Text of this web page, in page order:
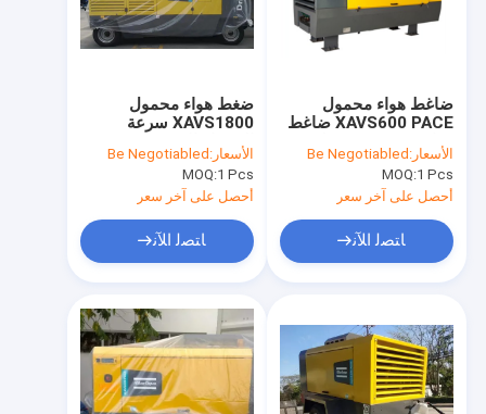
ضغط هواء محمول
XAVS1800 سرعة
دورة في الدقيقة حل
ضغط هواء صناعي ضئيل
الوزن
الأسعار: Be Negotiabled
MOQ:1 Pcs
أحصل على آخر سعر
ﺎﺘﺼﻟ ﺍﻶﻧ
ضاغط هواء محمول
XAVS600 PACE ضاغط
هواء مريح يحتوي على
ضغط عمل فعلي طبيعي
لسهولة النقل وإمدادات
الهواء
الأسعار: Be Negotiabled
MOQ:1 Pcs
أحصل على آخر سعر
ﺎﺘﺼﻟ ﺍﻶﻧ